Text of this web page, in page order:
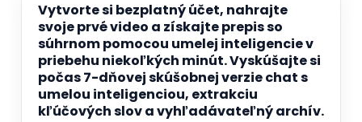
Vytvorte si bezplatný účet, nahrajte
svoje prvé video a získajte prepis so
súhrnom pomocou umelej inteligencie v
priebehu niekoľkých minút. Vyskúšajte si
počas 7-dňovej skúšobnej verzie chat s
umelou inteligenciou, extrakciu
kľúčových slov a vyhľadávateľný archív.